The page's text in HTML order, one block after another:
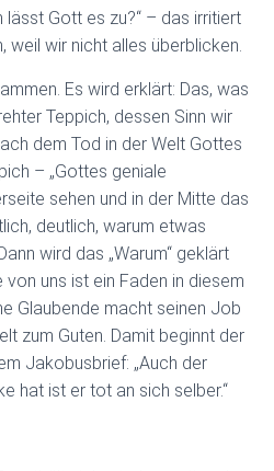
lässt Gott es zu?“ – das irritiert
weil wir nicht alles überblicken.
Es wird erklärt: Das, was
Teppich, dessen Sinn wir
dem Tod in der Welt Gottes
– „Gottes geniale
sehen und in der Mitte das
deutlich, warum etwas
wird das „Warum“ geklärt
uns ist ein Faden in diesem
Glaubende macht seinen Job
zum Guten. Damit beginnt der
Jakobusbrief: „Auch der
hat ist er tot an sich selber.“